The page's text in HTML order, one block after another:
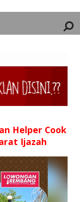
Helper Cook
Ijazah